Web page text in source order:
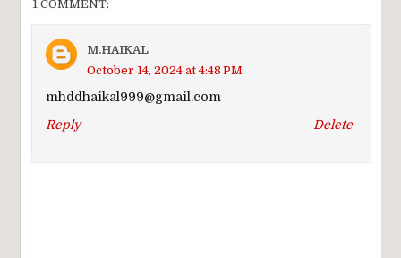
1 COMMENT:
M.HAIKAL
October 14, 2024 at 4:48 PM
mhddhaikal999@gmail.com
Reply
Delete